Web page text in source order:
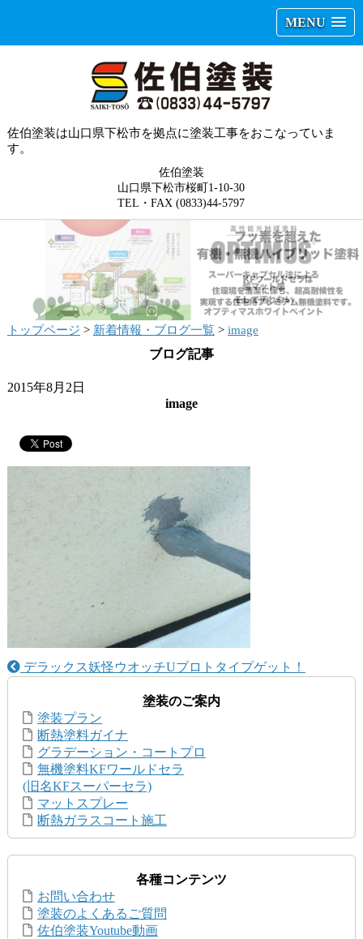
MENU
佐伯塗装は山口県下松市を拠点に塗装工事をおこなっていま
す。
佐伯塗装
山口県下松市桜町1-10-30
TEL・FAX (0833)44-5797
トップページ > 新着情報・ブログ一覧> image
ブログ記事
2015年8月2日
image
デラックス妖怪ウオッチUプロトタイプゲット！
塗装のご案内
塗装プラン
断熱塗料ガイナ
グラデーション・コートプロ
無機塗料KFワールドセラ
(旧名KFスーパーセラ)
マットスプレー
断熱ガラスコート施工
各種コンテンツ
お問い合わせ
塗装のよくあるご質問
佐伯塗装Youtube動画